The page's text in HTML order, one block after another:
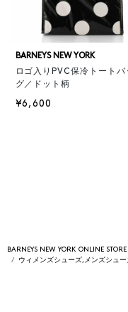
BARNEYS NEW YORK
ロゴ入りPVC保冷トートバ
グ／ドット柄
¥6,600
BARNEYS NEW YORK ONLINE STORE
ウィメンズシューズ,メンズシュー